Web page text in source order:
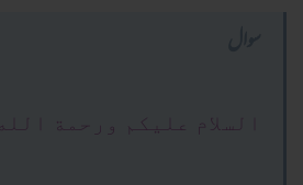
السلام عليكم ورحمة